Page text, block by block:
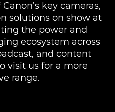
key cameras,
solutions on show at
the power and
ecosystem across
and content
visit us for a more
range.